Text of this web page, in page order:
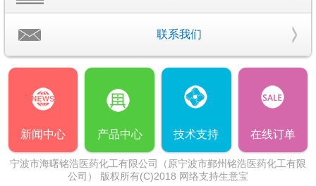
联系我们
新闻中心 产品中心 技术支持 在线订单
宁波市海曙铭浩医药化工有限公司（原宁波市鄞州铭浩医药化工有限
公司）
版权所有(C)2018 网络支持生意宝